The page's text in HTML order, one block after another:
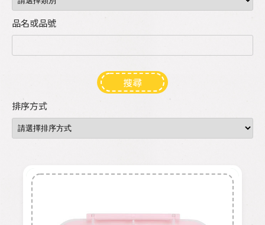
品名或品號
搜尋
排序方式